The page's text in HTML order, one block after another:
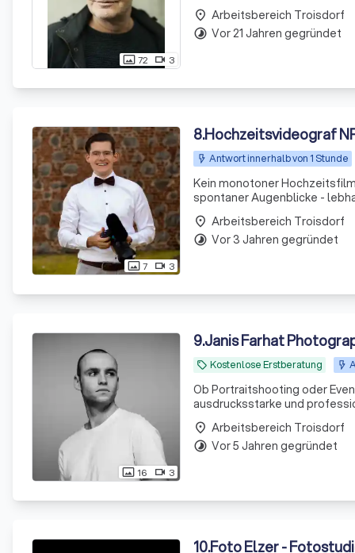
photo_size_select_actual72 videocam 3
place Arbeitsbereich Troisdorf
timelapse Vor 21 Jahren gegründet
photo_size_select_actual7 videocam 3
8.Hochzeitsvideograf
Antwort innerhalb von 1 Stunde
Kein monotoner
spontaner Augenblicke -
könnt.
place Arbeitsbereich Troisdorf
timelapse Vor 3 Jahren gegründet
photo_size_select_actual 16 videocam 3
9.Janis Farhat
local_offer Kostenlose Erstberatung
Ob Portraitshooting oder
ausdrucksstarke und
place Arbeitsbereich Troisdorf
timelapse Vor 5 Jahren gegründet
10.Foto Elzer -